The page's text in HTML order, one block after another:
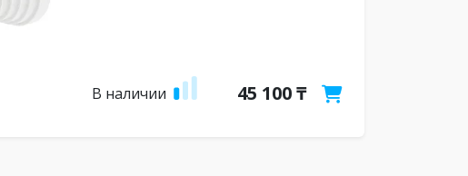
В наличии 45 100 ₸